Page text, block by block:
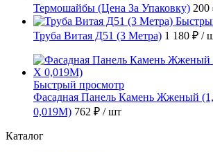
Термошайбы (Цена За Упаковку) 200
Труба Витая Д51 (3 Метра) 1 180 ₽ /
Быстрый просмотр
Фасадная Панель Камень Жженый
0,019М) 762 ₽ / шт
Каталог